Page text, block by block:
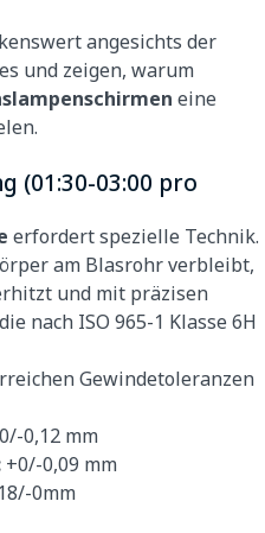
angesichts der
und zeigen, warum
eine
(01:30-03:00 pro
erfordert spezielle Technik.
am Blasrohr verbleibt,
und mit präzisen
nach ISO 965-1 Klasse 6H
Gewindetoleranzen
0,12 mm
+0/-0,09 mm
0mm